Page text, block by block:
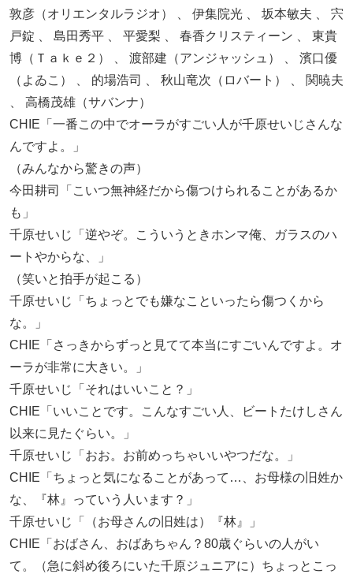
敦彦（オリエンタルラジオ） 、 伊集院光 、 坂本敏夫 、 宍
戸錠 、 島田秀平 、 平愛梨 、 春香クリスティーン 、 東貴
博（Ｔａｋｅ２） 、 渡部建（アンジャッシュ） 、 濱口優
（よゐこ） 、 的場浩司 、 秋山竜次（ロバート） 、 関暁夫
、 高橋茂雄（サバンナ）
CHIE「一番この中でオーラがすごい人が千原せいじさんな
んですよ。」
（みんなから驚きの声）
今田耕司「こいつ無神経だから傷つけられることがあるか
も」
千原せいじ「逆やぞ。こういうときホンマ俺、ガラスのハ
ートやからな、」
（笑いと拍手が起こる）
千原せいじ「ちょっとでも嫌なこといったら傷つくから
な。」
CHIE「さっきからずっと見てて本当にすごいんですよ。オ
ーラが非常に大きい。」
千原せいじ「それはいいこと？」
CHIE「いいことです。こんなすごい人、ビートたけしさん
以来に見たぐらい。」
千原せいじ「おお。お前めっちゃいいやつだな。」
CHIE「ちょっと気になることがあって…、お母様の旧姓か
な、『林』っていう人います？」
千原せいじ「（お母さんの旧姓は）『林』」
CHIE「おばさん、おばあちゃん？80歳ぐらいの人がい
て。（急に斜め後ろにいた千原ジュニアに）ちょっとこっ